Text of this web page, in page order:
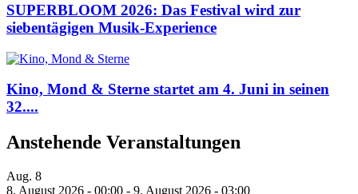
SUPERBLOOM 2026: Das Festival wird zur
siebentägigen Musik-Experience
Kino, Mond & Sterne startet am 4. Juni in seinen
32....
Anstehende Veranstaltungen
Aug. 8
8. August 2026 - 00:00 - 9. August 2026 - 03:00